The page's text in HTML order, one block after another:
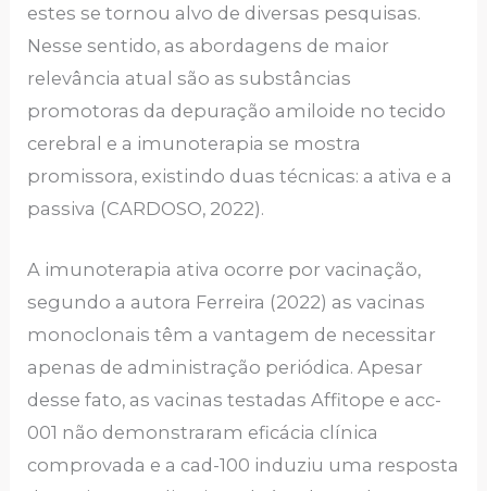
estes se tornou alvo de diversas pesquisas.
Nesse sentido, as abordagens de maior
relevância atual são as substâncias
promotoras da depuração amiloide no tecido
cerebral e a imunoterapia se mostra
promissora, existindo duas técnicas: a ativa e a
passiva (CARDOSO, 2022).
A imunoterapia ativa ocorre por vacinação,
segundo a autora Ferreira (2022) as vacinas
monoclonais têm a vantagem de necessitar
apenas de administração periódica. Apesar
desse fato, as vacinas testadas Affitope e acc-
001 não demonstraram eficácia clínica
comprovada e a cad-100 induziu uma resposta